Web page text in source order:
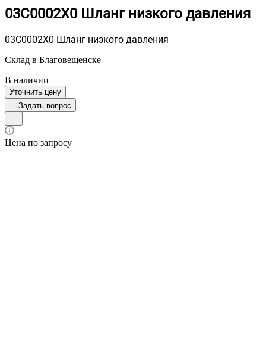
03C0002X0 Шланг низкого давления
03C0002X0 Шланг низкого давления
Склад в Благовещенске
В наличии
Уточнить цену
Задать вопрос
Цена по запросу